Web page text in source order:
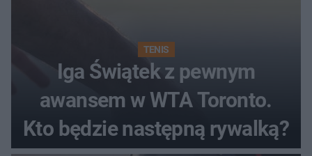
TENIS
Iga Świątek z pewnym
awansem w WTA Toronto.
Kto będzie następną rywalką?